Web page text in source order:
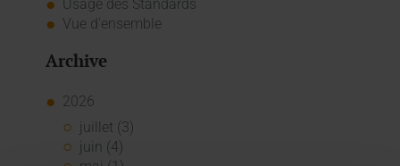
Usage des Standards
Vue d'ensemble
Archive
2026
juillet (3)
juin (4)